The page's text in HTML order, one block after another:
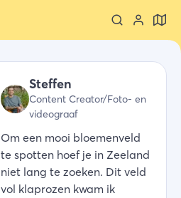
Steffen
Content Creator/Foto- en
videograaf
Om een mooi bloemenveld
te spotten hoef je in Zeeland
niet lang te zoeken. Dit veld
vol klaprozen kwam ik